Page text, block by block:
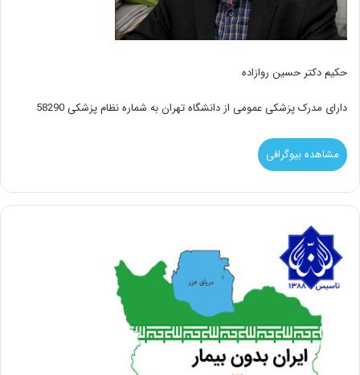
حکیم دکتر حسین روازاده
دارای مدرک پزشکی عمومی از دانشگاه تهران به شماره نظام پزشکی 58290